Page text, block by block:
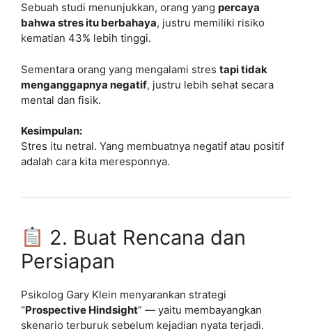
Sebuah studi menunjukkan, orang yang percaya
bahwa stres itu berbahaya, justru memiliki risiko
kematian 43% lebih tinggi.
Sementara orang yang mengalami stres tapi tidak
menganggapnya negatif, justru lebih sehat secara
mental dan fisik.
Kesimpulan:
Stres itu netral. Yang membuatnya negatif atau positif
adalah cara kita meresponnya.
2. Buat Rencana dan
Persiapan
Psikolog Gary Klein menyarankan strategi
“Prospective Hindsight” — yaitu membayangkan
skenario terburuk sebelum kejadian nyata terjadi.